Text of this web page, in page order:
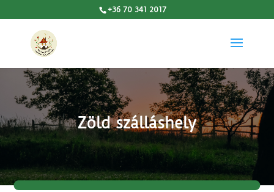
+36 70 341 2017
Zöld szálláshely